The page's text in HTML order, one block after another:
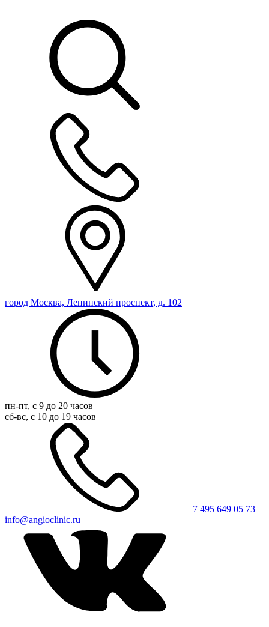
город Москва, Ленинский проспект, д. 102
пн-пт, с 9 до 20 часов
сб-вс, с 10 до 19 часов
+7 495 649 05 73
info@angioclinic.ru